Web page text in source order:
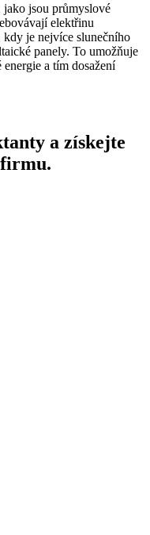
jsou průmyslové
elektřinu
je nejvíce slunečního
panely. To umožňuje
a tím dosažení
a získejte